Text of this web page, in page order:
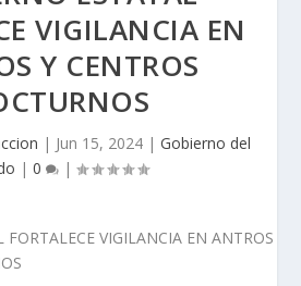
VIGILANCIA EN
Y CENTROS
| Jun 15, 2024| Gobierno del
| 0 |